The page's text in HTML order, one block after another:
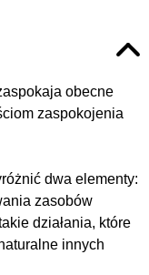
obecne
zaspokojenia
dwa elementy:
zasobów
działania, które
innych